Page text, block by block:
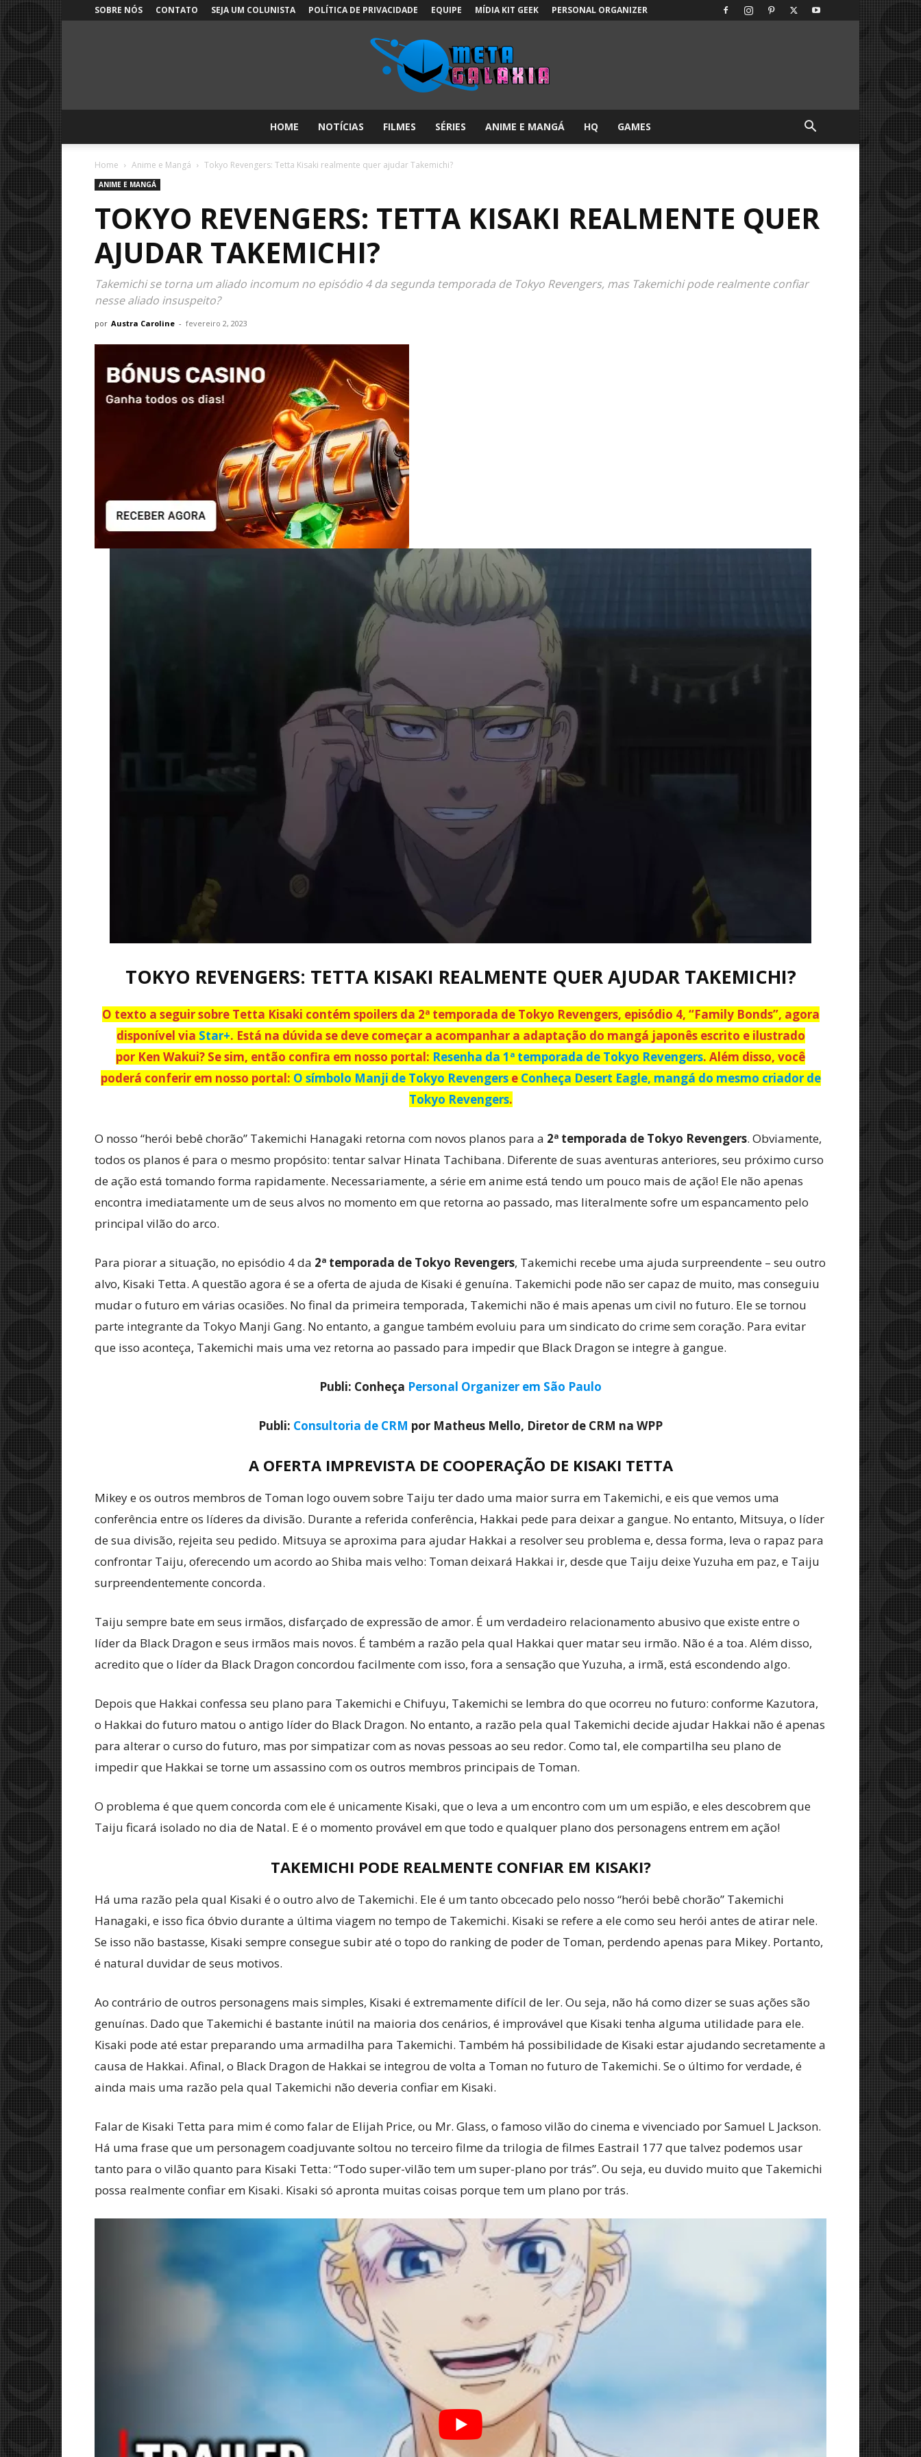
SOBRE NÓS CONTATO SEJA UM COLUNISTA POLÍTICA DE PRIVACIDADE EQUIPE MÍDIA KIT GEEK PERSONAL ORGANIZER
Galáxia:
sobre
Pop!
HOME NOTÍCIAS FILMES SÉRIES ANIME E MANGÁ HQ GAMES
Home Anime e Mangá Tokyo Revengers: Tetta Kisaki realmente quer ajudar Takemichi?
ANIME E MANGÁ
TOKYO REVENGERS: TETTA KISAKI REALMENTE QUER
AJUDAR TAKEMICHI?
Takemichi se torna um aliado incomum no episódio 4 da segunda temporada de Tokyo Revengers, mas Takemichi pode realmente confiar
nesse aliado insuspeito?
por Austra Caroline - fevereiro 2, 2023
TOKYO REVENGERS: TETTA KISAKI REALMENTE QUER AJUDAR TAKEMICHI?
O texto a seguir sobre Tetta Kisaki contém spoilers da 2ª temporada de Tokyo Revengers, episódio 4, “Family Bonds”, agora
disponível via Star+. Está na dúvida se deve começar a acompanhar a adaptação do mangá japonês escrito e ilustrado
por Ken Wakui? Se sim, então confira em nosso portal: Resenha da 1ª temporada de Tokyo Revengers. Além disso, você
poderá conferir em nosso portal: O símbolo Manji de Tokyo Revengerse Conheça Desert Eagle, mangá do mesmo criador de
Tokyo Revengers.
O nosso “herói bebê chorão” Takemichi Hanagaki retorna com novos planos para a 2ª temporada de Tokyo Revengers. Obviamente,
todos os planos é para o mesmo propósito: tentar salvar Hinata Tachibana. Diferente de suas aventuras anteriores, seu próximo curso
de ação está tomando forma rapidamente. Necessariamente, a série em anime está tendo um pouco mais de ação! Ele não apenas
encontra imediatamente um de seus alvos no momento em que retorna ao passado, mas literalmente sofre um espancamento pelo
principal vilão do arco.
Para piorar a situação, no episódio 4 da 2ª temporada de Tokyo Revengers, Takemichi recebe uma ajuda surpreendente – seu outro
alvo, Kisaki Tetta. A questão agora é se a oferta de ajuda de Kisaki é genuína. Takemichi pode não ser capaz de muito, mas conseguiu
mudar o futuro em várias ocasiões. No final da primeira temporada, Takemichi não é mais apenas um civil no futuro. Ele se tornou
parte integrante da Tokyo Manji Gang. No entanto, a gangue também evoluiu para um sindicato do crime sem coração. Para evitar
que isso aconteça, Takemichi mais uma vez retorna ao passado para impedir que Black Dragon se integre à gangue.
Publi: Conheça Personal Organizer em São Paulo
Publi: Consultoria de CRM por Matheus Mello, Diretor de CRM na WPP
A OFERTA IMPREVISTA DE COOPERAÇÃO DE KISAKI TETTA
Mikey e os outros membros de Toman logo ouvem sobre Taiju ter dado uma maior surra em Takemichi, e eis que vemos uma
conferência entre os líderes da divisão. Durante a referida conferência, Hakkai pede para deixar a gangue. No entanto, Mitsuya, o líder
de sua divisão, rejeita seu pedido. Mitsuya se aproxima para ajudar Hakkai a resolver seu problema e, dessa forma, leva o rapaz para
confrontar Taiju, oferecendo um acordo ao Shiba mais velho: Toman deixará Hakkai ir, desde que Taiju deixe Yuzuha em paz, e Taiju
surpreendentemente concorda.
Taiju sempre bate em seus irmãos, disfarçado de expressão de amor. É um verdadeiro relacionamento abusivo que existe entre o
líder da Black Dragon e seus irmãos mais novos. É também a razão pela qual Hakkai quer matar seu irmão. Não é a toa. Além disso,
acredito que o líder da Black Dragon concordou facilmente com isso, fora a sensação que Yuzuha, a irmã, está escondendo algo.
Depois que Hakkai confessa seu plano para Takemichi e Chifuyu, Takemichi se lembra do que ocorreu no futuro: conforme Kazutora,
o Hakkai do futuro matou o antigo líder do Black Dragon. No entanto, a razão pela qual Takemichi decide ajudar Hakkai não é apenas
para alterar o curso do futuro, mas por simpatizar com as novas pessoas ao seu redor. Como tal, ele compartilha seu plano de
impedir que Hakkai se torne um assassino com os outros membros principais de Toman.
O problema é que quem concorda com ele é unicamente Kisaki, que o leva a um encontro com um um espião, e eles descobrem que
Taiju ficará isolado no dia de Natal. E é o momento provável em que todo e qualquer plano dos personagens entrem em ação!
TAKEMICHI PODE REALMENTE CONFIAR EM KISAKI?
Há uma razão pela qual Kisaki é o outro alvo de Takemichi. Ele é um tanto obcecado pelo nosso “herói bebê chorão” Takemichi
Hanagaki, e isso fica óbvio durante a última viagem no tempo de Takemichi. Kisaki se refere a ele como seu herói antes de atirar nele.
Se isso não bastasse, Kisaki sempre consegue subir até o topo do ranking de poder de Toman, perdendo apenas para Mikey. Portanto,
é natural duvidar de seus motivos.
Ao contrário de outros personagens mais simples, Kisaki é extremamente difícil de ler. Ou seja, não há como dizer se suas ações são
genuínas. Dado que Takemichi é bastante inútil na maioria dos cenários, é improvável que Kisaki tenha alguma utilidade para ele.
Kisaki pode até estar preparando uma armadilha para Takemichi. Também há possibilidade de Kisaki estar ajudando secretamente a
causa de Hakkai. Afinal, o Black Dragon de Hakkai se integrou de volta a Toman no futuro de Takemichi. Se o último for verdade, é
ainda mais uma razão pela qual Takemichi não deveria confiar em Kisaki.
Falar de Kisaki Tetta para mim é como falar de Elijah Price, ou Mr. Glass, o famoso vilão do cinema e vivenciado por Samuel L Jackson.
Há uma frase que um personagem coadjuvante soltou no terceiro filme da trilogia de filmes Eastrail 177 que talvez podemos usar
tanto para o vilão quanto para Kisaki Tetta: “Todo super-vilão tem um super-plano por trás”. Ou seja, eu duvido muito que Takemichi
possa realmente confiar em Kisaki. Kisaki só apronta muitas coisas porque tem um plano por trás.